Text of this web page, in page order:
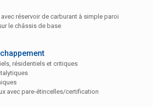
réservoir de carburant à simple paroi
le châssis de base
résidentiels et critiques
avec pare-étincelles/certification